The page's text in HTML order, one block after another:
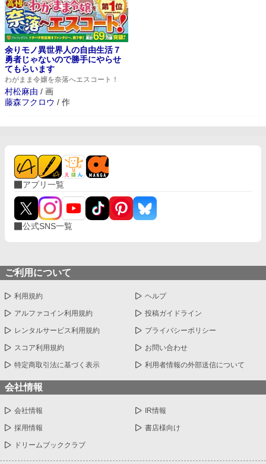
わがまま令嬢を奈落へエスコート！
余りモノ異世界人の自由生活７
勇者じゃないので勝手にやらせ
てもらいます
村松麻由 / 画
藤森フクロウ / 作
アプリ一覧
公式SNS一覧
ご利用について
利用規約 ヘルプ
アルファコイン利用規約 投稿ガイドライン
レンタルサービス利用規約 プライバシーポリシー
スコア利用規約 お問い合わせ
特定商取引法に基づく表示 利用者情報の外部送信について
会社情報
会社情報 IR情報
採用情報 書店様向け
ドリームブッククラブ